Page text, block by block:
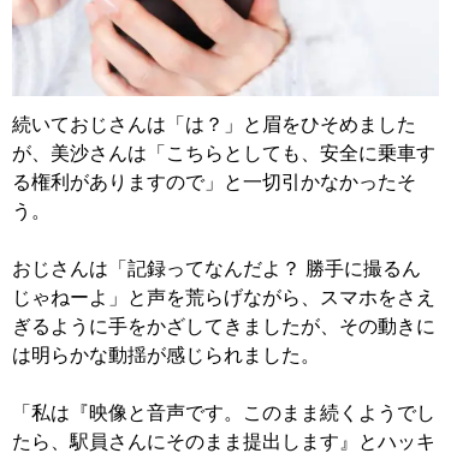
続いておじさんは「は？」と眉をひそめました
が、美沙さんは「こちらとしても、安全に乗車す
る権利がありますので」と一切引かなかったそ
う。
おじさんは「記録ってなんだよ？ 勝手に撮るん
じゃねーよ」と声を荒らげながら、スマホをさえ
ぎるように手をかざしてきましたが、その動きに
は明らかな動揺が感じられました。
「私は『映像と音声です。このまま続くようでし
たら、駅員さんにそのまま提出します』とハッキ